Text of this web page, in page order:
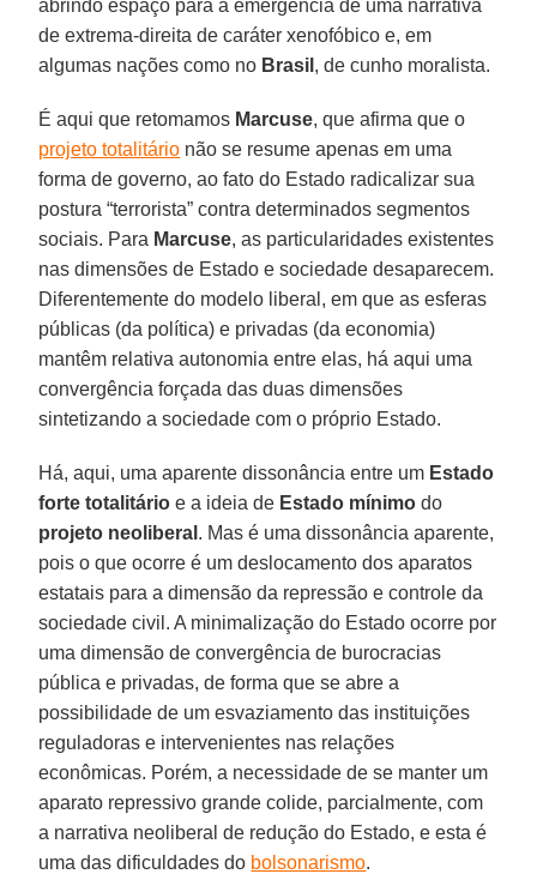
abrindo espaço para a emergência de uma narrativa
de extrema-direita de caráter xenofóbico e, em
algumas nações como no Brasil , de cunho moralista.
É aqui que retomamos Marcuse, que afirma que o
projeto totalitário não se resume apenas em uma
forma de governo, ao fato do Estado radicalizar sua
postura “terrorista” contra determinados segmentos
sociais. Para Marcuse, as particularidades existentes
nas dimensões de Estado e sociedade desaparecem.
Diferentemente do modelo liberal, em que as esferas
públicas (da política) e privadas (da economia)
mantêm relativa autonomia entre elas, há aqui uma
convergência forçada das duas dimensões
sintetizando a sociedade com o próprio Estado.
Há, aqui, uma aparente dissonância entre um Estado
forte totalitário e a ideia de Estado mínimo do
projeto neoliberal . Mas é uma dissonância aparente,
pois o que ocorre é um deslocamento dos aparatos
estatais para a dimensão da repressão e controle da
sociedade civil. A minimalização do Estado ocorre por
uma dimensão de convergência de burocracias
pública e privadas, de forma que se abre a
possibilidade de um esvaziamento das instituições
reguladoras e intervenientes nas relações
econômicas. Porém, a necessidade de se manter um
aparato repressivo grande colide, parcialmente, com
a narrativa neoliberal de redução do Estado, e esta é
uma das dificuldades do bolsonarismo.